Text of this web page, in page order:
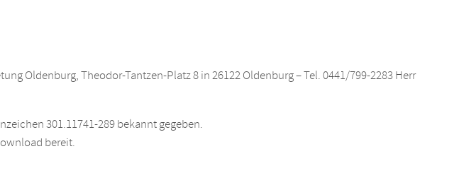
Oldenburg, Theodor-Tantzen-Platz 8 in 26122 Oldenburg – Tel. 0441/799-2283 Herr
301.11741-289 bekannt gegeben.
bereit.